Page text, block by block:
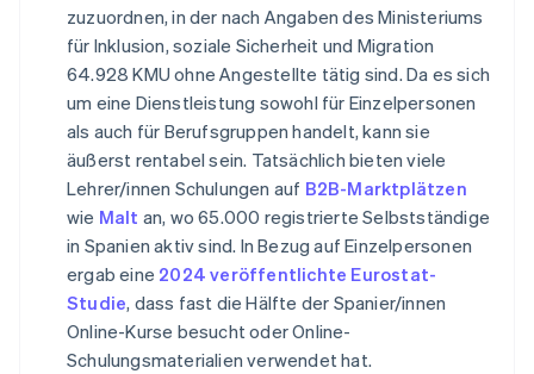
zuzuordnen, in der nach Angaben des Ministeriums
für Inklusion, soziale Sicherheit und Migration
64.928 KMU ohne Angestellte tätig sind. Da es sich
um eine Dienstleistung sowohl für Einzelpersonen
als auch für Berufsgruppen handelt, kann sie
äußerst rentabel sein. Tatsächlich bieten viele
Lehrer/innen Schulungen auf B2B-Marktplätzen
wie Malt an, wo 65.000 registrierte Selbstständige
in Spanien aktiv sind. In Bezug auf Einzelpersonen
ergab eine 2024 veröffentlichte Eurostat-
Studie, dass fast die Hälfte der Spanier/innen
Online-Kurse besucht oder Online-
Schulungsmaterialien verwendet hat.